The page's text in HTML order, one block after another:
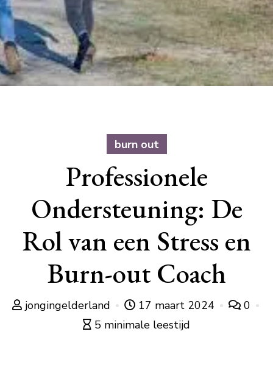
burn out
Professionele
Ondersteuning: De
Rol van een Stress en
Burn-out Coach
jongingelderland 17 maart 2024
0
5 minimale leestijd